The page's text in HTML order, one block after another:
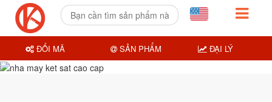
ĐỔI MÃ SẢN PHẨM ĐẠI LÝ